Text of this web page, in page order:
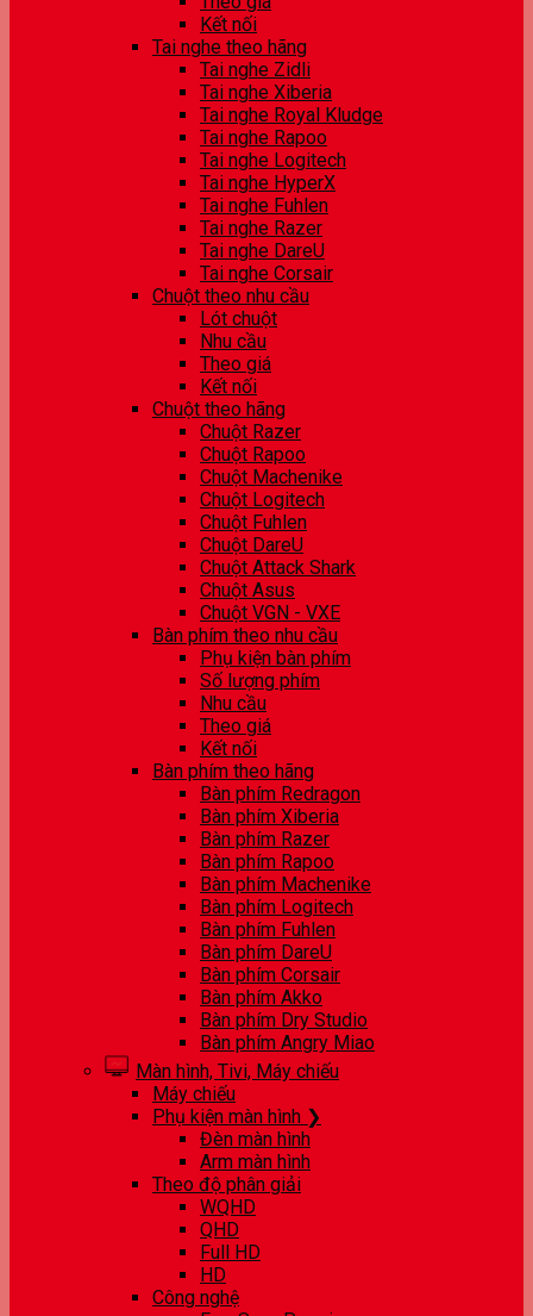
Kết nối
Tai nghe theo hãng
Tai nghe Zidli
Tai nghe Xiberia
Tai nghe Royal Kludge
Tai nghe Rapoo
Tai nghe Logitech
Tai nghe HyperX
Tai nghe Fuhlen
Tai nghe Razer
Tai nghe DareU
Tai nghe Corsair
Chuột theo nhu cầu
Lót chuột
Nhu cầu
Theo giá
Kết nối
Chuột theo hãng
Chuột Razer
Chuột Rapoo
Chuột Machenike
Chuột Logitech
Chuột Fuhlen
Chuột DareU
Chuột Attack Shark
Chuột Asus
Chuột VGN - VXE
Bàn phím theo nhu cầu
Phụ kiện bàn phím
Số lượng phím
Nhu cầu
Theo giá
Kết nối
Bàn phím theo hãng
Bàn phím Redragon
Bàn phím Xiberia
Bàn phím Razer
Bàn phím Rapoo
Bàn phím Machenike
Bàn phím Logitech
Bàn phím Fuhlen
Bàn phím DareU
Bàn phím Corsair
Bàn phím Akko
Bàn phím Dry Studio
Bàn phím Angry Miao
Màn hình, Tivi, Máy chiếu
Máy chiếu
Phụ kiện màn hình ❯
Đèn màn hình
Arm màn hình
Theo độ phân giải
WQHD
QHD
Full HD
HD
Công nghệ